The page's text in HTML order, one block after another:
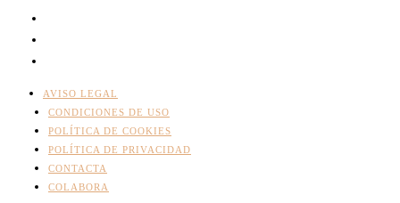
AVISO LEGAL
CONDICIONES DE USO
POLÍTICA DE COOKIES
POLÍTICA DE PRIVACIDAD
CONTACTA
COLABORA